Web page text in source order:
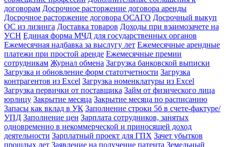
договорам Досрочное расторжение договора аренды
Досрочное расторжение договора ОСАГО Досрочный выкуп
ОС из лизинга Доставка товаров Доходы при взаимозачете на
УСН Единая форма МЧД для государственных органов
Ежемесячная надбавка за выслугу лет Ежемесячные арендные
платежи при простой аренде Ежемесячные премии
сотрудникам Журнал обмена Загрузка банковской выписки
Загрузка и обновление форм статотчетности Загрузка
контрагентов из Excel Загрузка номенклатуры из Excel
Загрузка первички от поставщика Займ от физического лица
юрлицу Закрытие месяца Закрытие месяца по расписанию
Запасы как вклад в УК Заполнение строки 5б в счете-фактуре/
УПД Заполнение цен Зарплата сотрудников, занятых
одновременно в некоммерческой и приносящей доход
деятельности Зарплатный проект для ГПХ Зачет убытков
прошлых лет Заявление на получение патента Земельный